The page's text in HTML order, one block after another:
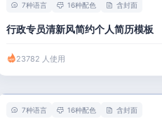
7种语言 16种配色 含封面
行政专员清新风简约个人简历模板
23782 人使用
7种语言 16种配色 含封面